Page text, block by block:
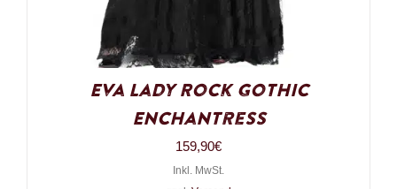
Eva Lady Rock Gothic
Enchantress
159,90€
Inkl. MwSt.